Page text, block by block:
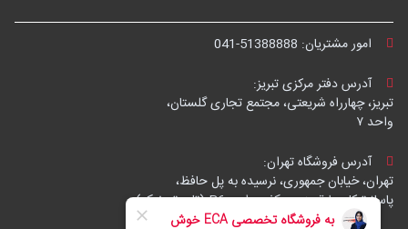
امور مشتریان: 041-51388888
آدرس دفتر مرکزی تبریز:
تبریز، چهارراه شریعتی، مجتمع تجاری گلستان،
واحد ۷
آدرس فروشگاه تهران:
تهران، خیابان جمهوری، نرسیده به پل حافظ،
پاساژ توکل، طبقه زیرهمکف، واحد B6 (تاپ ترونیک)